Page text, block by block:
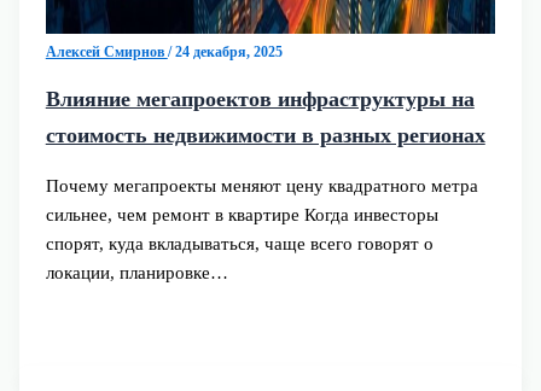
Алексей Смирнов /24 декабря, 2025
Влияние мегапроектов инфраструктуры на
стоимость недвижимости в разных регионах
Почему мегапроекты меняют цену квадратного метра
сильнее, чем ремонт в квартире Когда инвесторы
спорят, куда вкладываться, чаще всего говорят о
локации, планировке…